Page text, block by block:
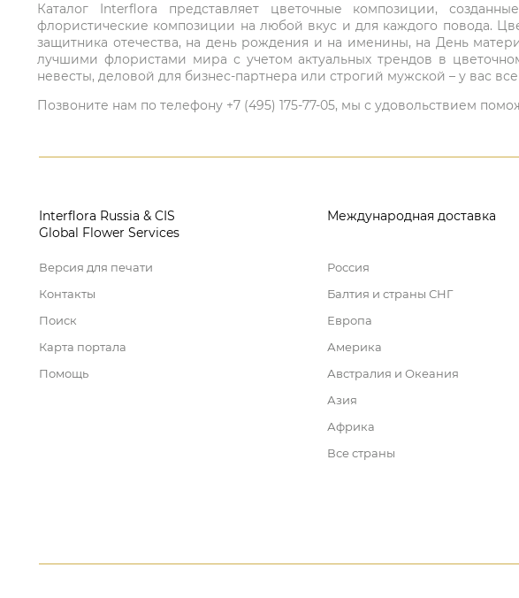
Каталог Interflora представляет цветочные композиции,
флористические композиции на любой вкус и для каждого повода.
защитника отечества, на день рождения и на именины, на День
лучшими флористами мира с учетом актуальных трендов в
невесты, деловой для бизнес-партнера или строгий мужской – у вас
Позвоните нам по телефону +7 (495) 175-77-05, мы с удовольствием
Interflora Russia & CIS
Global Flower Services
Версия для печати
Контакты
Поиск
Карта портала
Помощь
Международная доставка
Россия
Балтия и страны СНГ
Европа
Америка
Австралия и Океания
Азия
Африка
Все страны